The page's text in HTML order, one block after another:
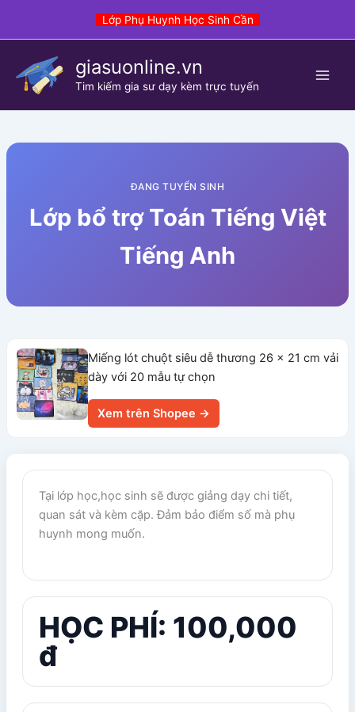
Lớp Phụ Huynh Học Sinh Cần
giasuonline.vn
Tim kiếm gia sư dạy kèm trực tuyến
ĐANG TUYỂN SINH
Lớp bổ trợ Toán Tiếng Việt
Tiếng Anh
Miếng lót chuột siêu dễ thương 26 x 21 cm vải
dày với 20 mẫu tự chọn
Xem trên Shopee →
Tại lớp học,học sinh sẽ được giảng dạy chi tiết,
quan sát và kèm cặp. Đảm bảo điểm số mà phụ
huynh mong muốn.
HỌC PHÍ: 100,000
đ